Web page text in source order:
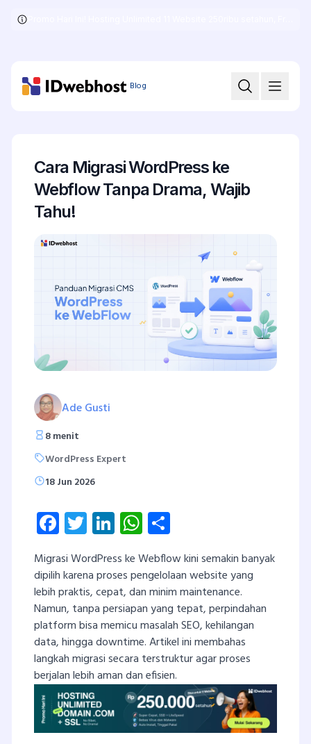
Blog
Cara Migrasi WordPress ke
Webflow Tanpa Drama, Wajib
Tahu!
Ade Gusti
8 menit
WordPress Expert
18 Jun 2026
Facebook
Twitter
LinkedInWhatsApp
Migrasi WordPress ke Webflow kini semakin banyak
dipilih karena proses pengelolaan website yang
lebih praktis, cepat, dan minim maintenance.
Namun, tanpa persiapan yang tepat, perpindahan
platform bisa memicu masalah SEO, kehilangan
data, hingga downtime. Artikel ini membahas
langkah migrasi secara terstruktur agar proses
berjalan lebih aman dan efisien.